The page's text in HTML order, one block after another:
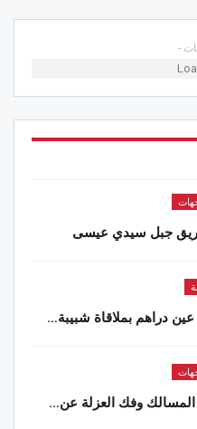
جبل سيدي عيسى
دراهم بملاقاة شبيبة…
المسالك وفك العزلة عن…